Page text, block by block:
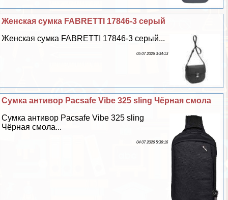
Женская сумка FABRETTI 17846-3 серый
Женская сумка FABRETTI 17846-3 серый...
05 07 2026 3:34:13
Сумка антивор Pacsafe Vibe 325 sling Чёрная смола
Сумка антивор Pacsafe Vibe 325 sling
Чёрная смола...
04 07 2026 5:36:16